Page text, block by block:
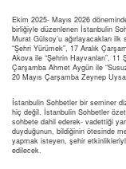
Ekim 2025- Mayıs 2026
birliğiyle düzenlenen İstanbulin
Murat Gülsoy’u ağırlayacakları
“Şehri Yürümek”, 17 Aralık
Akova ile “Şehrin Hayvanları”,
Çarşamba Ahmet Aygün ile
20 Mayıs Çarşamba Zeynep
İstanbulin Sohbetler bir seminer
hiç değil. İstanbulin Sohbetler
sohbete dahil ederek- vadettiği
duyduğunun, bildiğinin ötesinde
yapmak isteyen, şehir
edilecek.